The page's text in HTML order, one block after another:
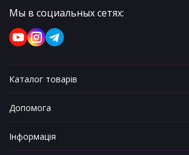
Мы в социальных сетях:
Каталог товарів
Допомога
Інформація